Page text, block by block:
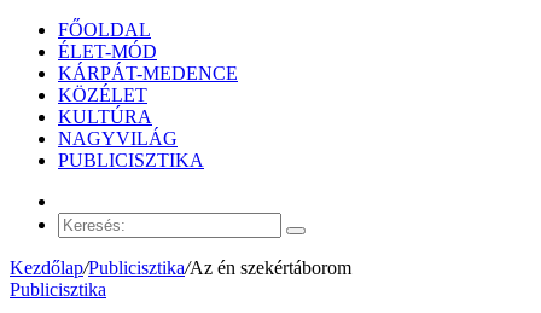
FŐOLDAL
ÉLET-MÓD
KÁRPÁT-MEDENCE
KÖZÉLET
KULTÚRA
NAGYVILÁG
PUBLICISZTIKA
cikk
Keresés:
Kezdőlap/Publicisztika/Az én szekértáborom
Publicisztika